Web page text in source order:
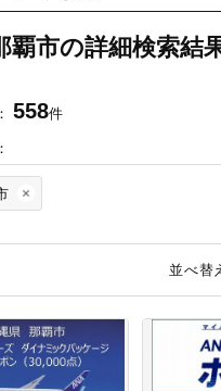
覇市の詳細検索結
558件
並べ替